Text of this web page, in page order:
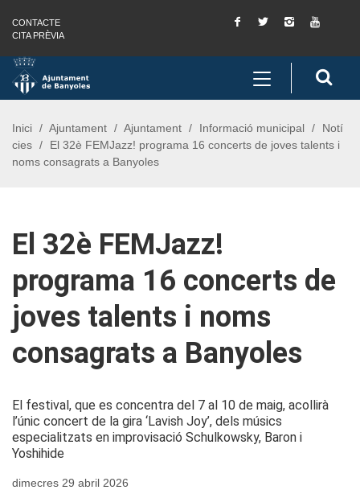
Saltar al contingut
Saltar a la navegació
Informació de contacte
CONTACTE
CITA PRÈVIA
Facebook
Twitter Instagram
Toggle
navigation
Inici Ajuntament Ajuntament Informació municipal
Notí
cies
El 32è FEMJazz! programa 16 concerts de joves talents i
noms consagrats a Banyoles
El 32è FEMJazz!
programa 16 concerts de
joves talents i noms
consagrats a Banyoles
El festival, que es concentra del 7 al 10 de maig, acollirà
l’únic concert de la gira ‘Lavish Joy’, dels músics
especialitzats en improvisació Schulkowsky, Baron i
Yoshihide
dimecres 29 abril 2026